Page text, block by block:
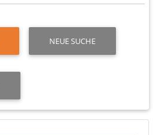
NEUE SUCHE